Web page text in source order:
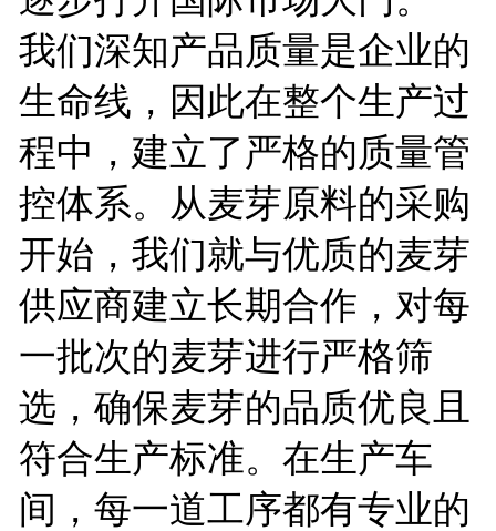
我们深知产品质量是企业的
生命线，因此在整个生产过
程中，建立了严格的质量管
控体系。从麦芽原料的采购
开始，我们就与优质的麦芽
供应商建立长期合作，对每
一批次的麦芽进行严格筛
选，确保麦芽的品质优良且
符合生产标准。在生产车
间，每一道工序都有专业的